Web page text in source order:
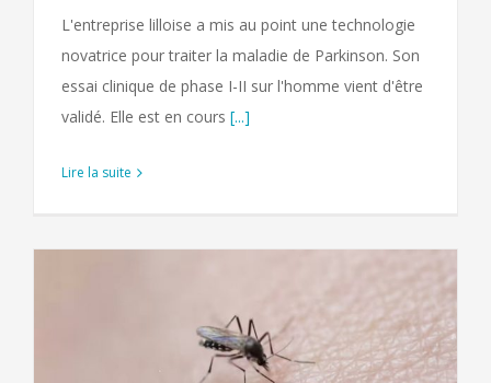
L'entreprise lilloise a mis au point une technologie
novatrice pour traiter la maladie de Parkinson. Son
essai clinique de phase I-II sur l'homme vient d'être
validé. Elle est en cours [...]
Lire la suite